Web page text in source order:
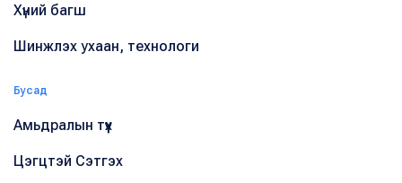
Хүний багш
Шинжлэх ухаан, технологи
Бусад
Амьдралын түүх
Цэгцтэй Сэтгэх